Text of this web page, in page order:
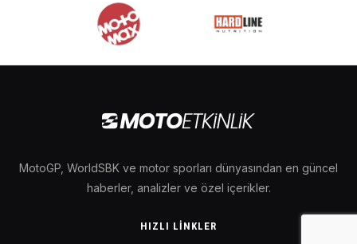
MotoGP, WorldSBK ve motor sporları dünyasından en güncel
haberler, analizler ve özel içerikler.
HIZLI LINKLER